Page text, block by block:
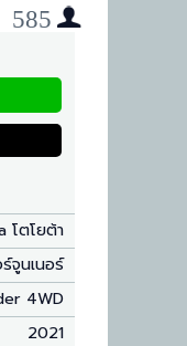
585
โตโยต้า
จูนเนอร์
4WD
2021